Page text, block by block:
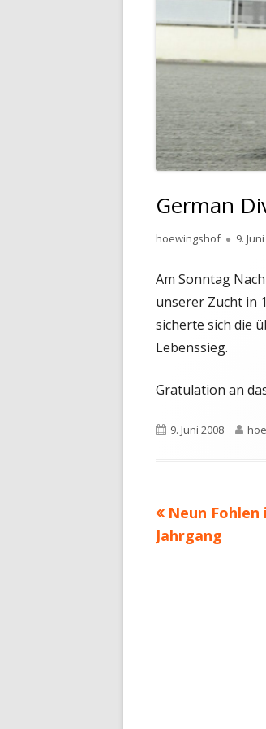
German
Autor
hoewingshof 9.
Am Sonntag
unserer Zucht in
sicherte sich die
Lebenssieg.
Gratulation an
Veröffentlicht
9. Juni 2008
Vorheriger
Beitrag:
Neun Fohlen
Jahrgang